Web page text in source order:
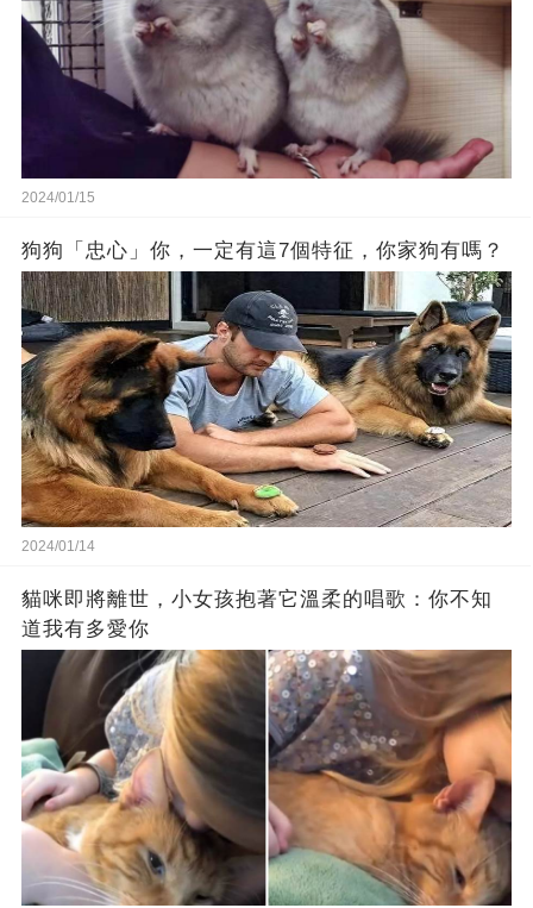
2024/01/15
狗狗「忠心」你，一定有這7個特征，你家狗有嗎？
2024/01/14
貓咪即將離世，小女孩抱著它溫柔的唱歌：你不知
道我有多愛你